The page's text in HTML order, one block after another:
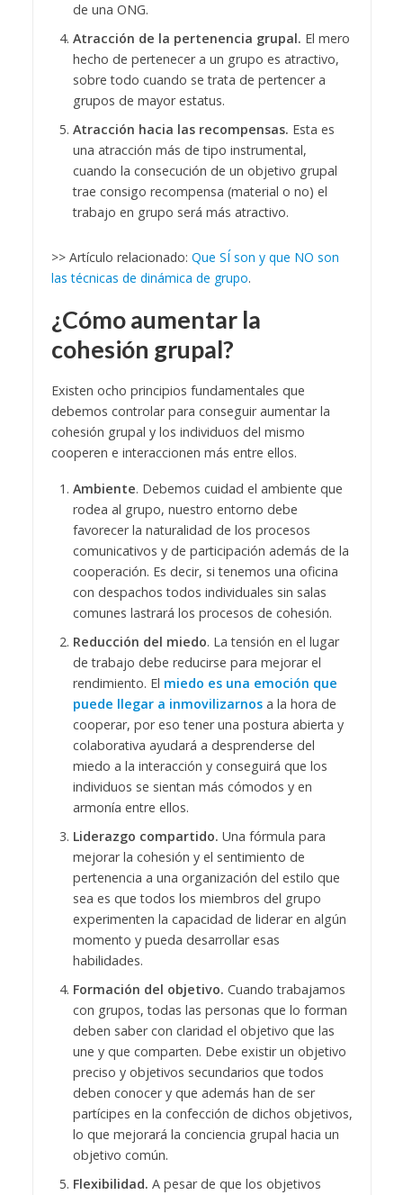
de una ONG.
Atracción de la pertenencia grupal. El mero
hecho de pertenecer a un grupo es atractivo,
sobre todo cuando se trata de pertencer a
grupos de mayor estatus.
Atracción hacia las recompensas. Esta es
una atracción más de tipo instrumental,
cuando la consecución de un objetivo grupal
trae consigo recompensa (material o no) el
trabajo en grupo será más atractivo.
>> Artículo relacionado: Que SÍ son y que NO son
las técnicas de dinámica de grupo.
¿Cómo aumentar la
cohesión grupal?
Existen ocho principios fundamentales que
debemos controlar para conseguir aumentar la
cohesión grupal y los individuos del mismo
cooperen e interaccionen más entre ellos.
Ambiente. Debemos cuidad el ambiente que
rodea al grupo, nuestro entorno debe
favorecer la naturalidad de los procesos
comunicativos y de participación además de la
cooperación. Es decir, si tenemos una oficina
con despachos todos individuales sin salas
comunes lastrará los procesos de cohesión.
Reducción del miedo. La tensión en el lugar
de trabajo debe reducirse para mejorar el
rendimiento. El miedo es una emoción que
puede llegar a inmovilizarnosa la hora de
cooperar, por eso tener una postura abierta y
colaborativa ayudará a desprenderse del
miedo a la interacción y conseguirá que los
individuos se sientan más cómodos y en
armonía entre ellos.
Liderazgo compartido. Una fórmula para
mejorar la cohesión y el sentimiento de
pertenencia a una organización del estilo que
sea es que todos los miembros del grupo
experimenten la capacidad de liderar en algún
momento y pueda desarrollar esas
habilidades.
Formación del objetivo. Cuando trabajamos
con grupos, todas las personas que lo forman
deben saber con claridad el objetivo que las
une y que comparten. Debe existir un objetivo
preciso y objetivos secundarios que todos
deben conocer y que además han de ser
partícipes en la confección de dichos objetivos,
lo que mejorará la conciencia grupal hacia un
objetivo común.
Flexibilidad. A pesar de que los objetivos